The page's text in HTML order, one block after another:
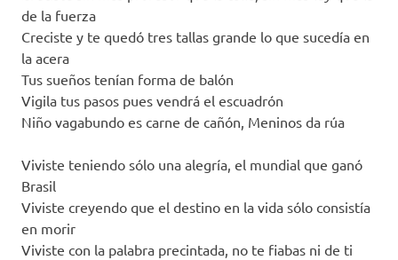
de la fuerza
Creciste y te quedó tres tallas grande lo que sucedía en
la acera
Tus sueños tenían forma de balón
Vigila tus pasos pues vendrá el escuadrón
Niño vagabundo es carne de cañón, Meninos da rúa
Viviste teniendo sólo una alegría, el mundial que ganó
Brasil
Viviste creyendo que el destino en la vida sólo consistía
en morir
Viviste con la palabra precintada, no te fiabas ni de ti